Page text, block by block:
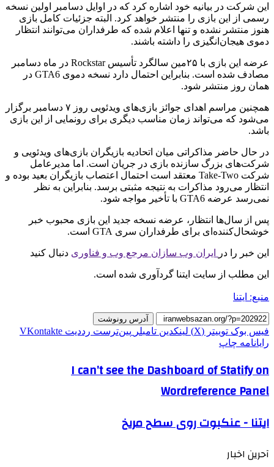
این شرکت در بیانیه خود اشاره کرد که در اوایل دسامبر اولین نسخه
رسمی از این بازی را منتشر خواهد کرد. البته جزئیات کامل بازی
هنوز منتشر نشده و تنها اعلام شده که طرفداران می‌توانند انتظار
دموی هیجان‌انگیزی را داشته باشند.
عرضه این بازی با ۲۵مین سالگرد تأسیس Rockstar در ماه دسامبر
مصادف شده است. بنابراین احتمال دارد نسخه دموی GTA6 در
همان روز منتشر شود.
همچنین مراسم اهدای جوائز بازی‌های ویدئویی روز ۷ دسامبر برگزار
می‌شود که می‌تواند زمان مناسب دیگری برای رونمایی از این بازی
باشد.
در حال حاضر مذاکراتی میان اتحادیه بازیگران بازی‌های ویدئویی و
شرکت‌های بزرگ سازنده بازی در جریان است. اما مدیرعامل
شرکت Take-Two معتقد است احتمال اعتصاب بازیگران بعید بوده و
انتظار می‌رود مذاکرات به نتیجه مثبتی برسد. بنابراین به نظر
نمی‌رسد عرضه GTA6 با تأخیر مواجه شود.
پس از سال‌ها انتظار، عرضه نسخه جدید این بازی محبوب خبر
خوشحال‌کننده‌ای برای طرفداران سری GTA است.
این خبر را در ایران وب سازان مرجع وب و فناوری دنبال کنید
این مطلب از سایت ایتنا گردآوری شده است.
منبع: ایتنا
آدرس رونوشت
فیس بوک توییتر (X) لینکدین ‫تامبلر ‫پین‌ترست ‫رددیت ‫VKontakte
رایانامه چاپ
I can’t see the Dashboard of Statify on
Wordreference Panel
ايتنا - عنکبوت روی سطح مریخ
آحرین اخبار